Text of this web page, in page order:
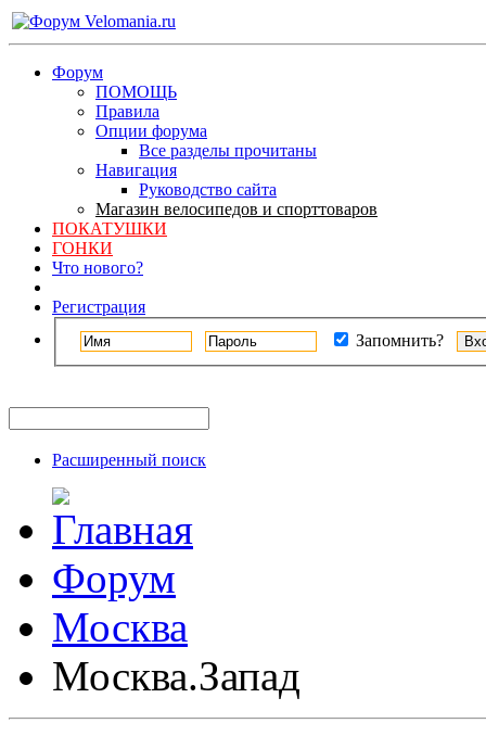
Форум
ПОМОЩЬ
Правила
Опции форума
Все разделы прочитаны
Навигация
Руководство сайта
Магазин велосипедов и спорттоваров
ПОКАТУШКИ
ГОНКИ
Что нового?
Регистрация
Запомнить?
Расширенный поиск
Форум
Москва
Москва.Запад